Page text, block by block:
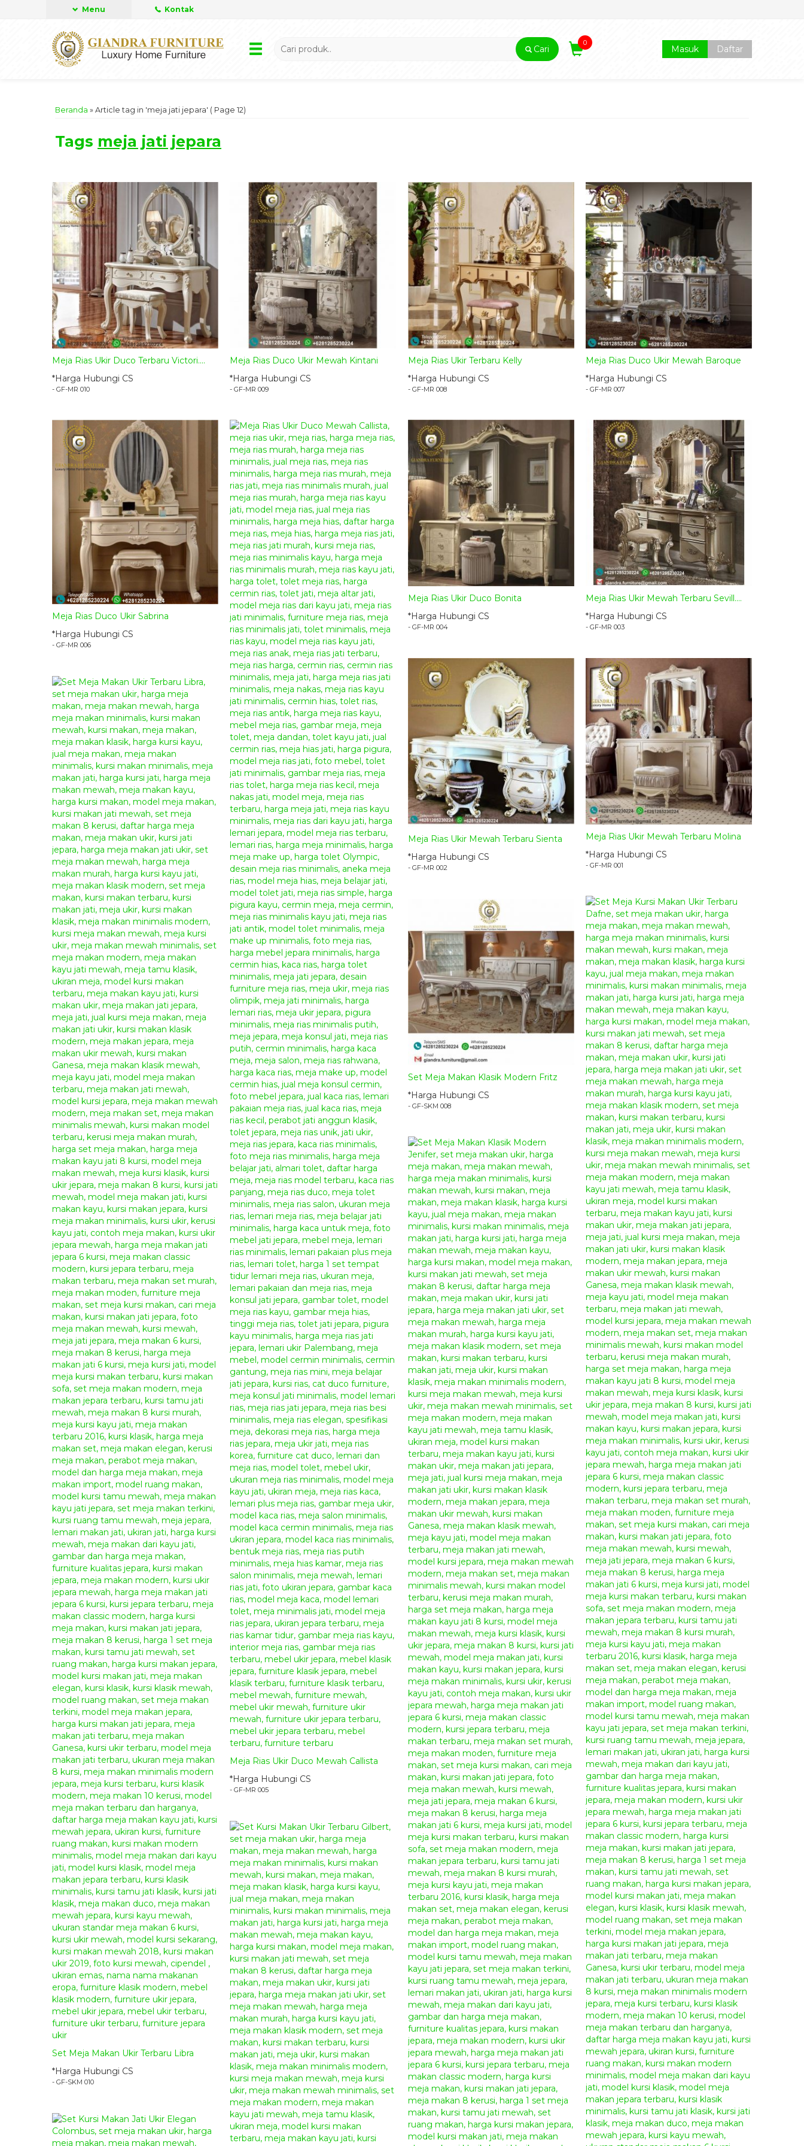
Menu Kontak
Cari
0
Masuk Daftar
Beranda » Article tag in 'meja jati jepara' ( Page 12)
Tags meja jati jepara
Meja Rias Ukir Duco Terbaru Victori....
*Harga Hubungi CS
- GF-MR 010
Meja Rias Duco Ukir Mewah Kintani
*Harga Hubungi CS
- GF-MR 009
Meja Rias Ukir Terbaru Kelly
*Harga Hubungi CS
- GF-MR 008
Meja Rias Duco Ukir Mewah Baroque
*Harga Hubungi CS
- GF-MR 007
Meja Rias Duco Ukir Sabrina
*Harga Hubungi CS
- GF-MR 006
Meja Rias Ukir Duco Mewah Callista
*Harga Hubungi CS
- GF-MR 005
Meja Rias Ukir Duco Bonita
*Harga Hubungi CS
- GF-MR 004
Meja Rias Ukir Mewah Terbaru Sevill....
*Harga Hubungi CS
- GF-MR 003
Meja Rias Ukir Mewah Terbaru Sienta
*Harga Hubungi CS
- GF-MR 002
Meja Rias Ukir Mewah Terbaru Molina
*Harga Hubungi CS
- GF-MR 001
Set Meja Makan Ukir Terbaru Libra
*Harga Hubungi CS
- GF-SKM 010
Set Meja Makan Klasik Modern Fritz
*Harga Hubungi CS
- GF-SKM 008